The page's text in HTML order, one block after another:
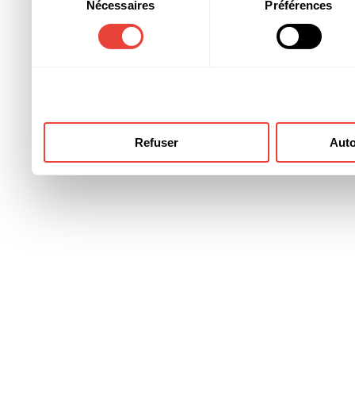
d'autres informations
ont collectées lors de
consentement
Nécessaires Préférences
Refuser